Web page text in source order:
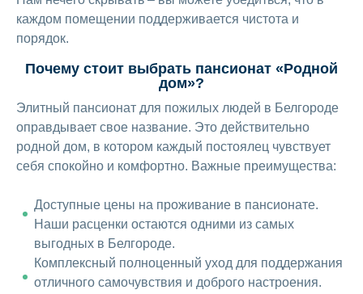
каждом помещении поддерживается чистота и
порядок.
Почему стоит выбрать пансионат «Родной
дом»?
Элитный пансионат для пожилых людей в Белгороде
оправдывает свое название. Это действительно
родной дом, в котором каждый постоялец чувствует
себя спокойно и комфортно. Важные преимущества:
Доступные цены на проживание в пансионате.
Наши расценки остаются одними из самых
выгодных в Белгороде.
Комплексный полноценный уход для поддержания
отличного самочувствия и доброго настроения.